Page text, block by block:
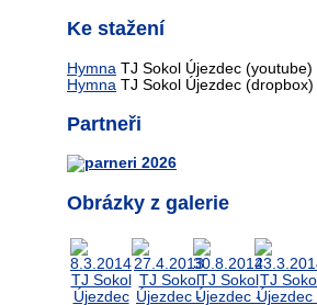
Ke stažení
Hymna TJ Sokol Újezdec (youtube)
Hymna TJ Sokol Újezdec (dropbox)
Partneři
Obrázky z galerie